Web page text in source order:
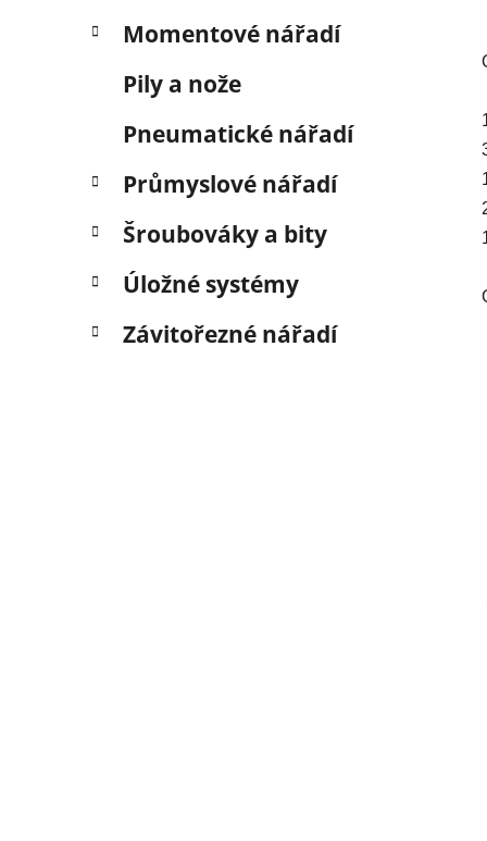
Momentové nářadí
Pily a nože
Pneumatické nářadí
Průmyslové nářadí
Šroubováky a bity
Úložné systémy
Závitořezné nářadí